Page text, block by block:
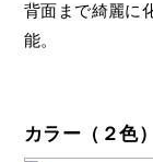
背面まで綺麗に
能。
カラー（２色）